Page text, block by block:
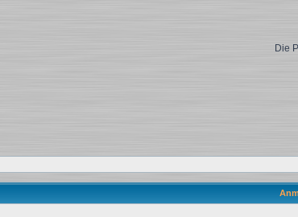
Die